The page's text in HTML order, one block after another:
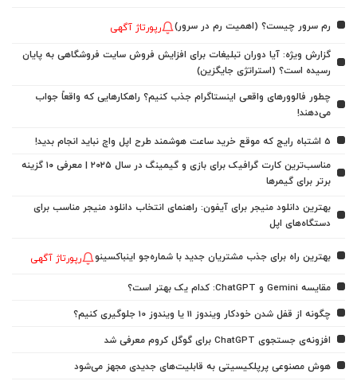
رم سرور چیست؟ (اهمیت رم در سرور) رپورتاژ آگهی
گزارش ویژه: آیا دوران تبلیغات برای افزایش فروش سایت فروشگاهی به پایان
رسیده است؟ (استراتژی جایگزین)
چطور فالوورهای واقعی اینستاگرام جذب کنیم؟ راهکارهایی که واقعاً جواب
می‌دهند!
5 اشتباه رایج که موقع خرید ساعت هوشمند طرح اپل واچ نباید انجام بدید!
مناسب‌ترین کارت گرافیک برای بازی و گیمینگ در سال ۲۰۲۵ | معرفی ۱۰ گزینه
برتر برای گیمرها
بهترین دانلود منیجر برای آیفون: راهنمای انتخاب دانلود منیجر مناسب برای
دستگاه‌های اپل
بهترین راه برای جذب مشتریان جدید با شماره‌جو اینباکسینو رپورتاژ آگهی
مقایسه Gemini و ChatGPT: کدام یک بهتر است؟
چگونه از قفل شدن خودکار ویندوز 11 یا ویندوز 10 جلوگیری کنیم؟
افزونه‌ی جستجوی ChatGPT برای گوگل کروم معرفی شد
هوش مصنوعی پرپلکیسیتی به قابلیت‌های جدیدی مجهز می‌شود